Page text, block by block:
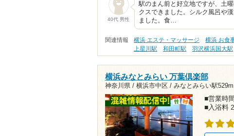
40代 男性
駅のまん前と好立地ですが、土
クスできました。シルク風呂や
ました。食…
関連情報 横浜 エステ・マッサージ 横浜 お食
上星川駅
和田町駅 羽沢横浜国大駅
横浜みなとみらい 万葉倶楽部
神奈川県 / 横浜市中区 / みなとみらい駅529m
■営業時
■入浴料